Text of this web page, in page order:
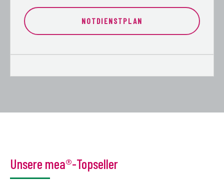
NOTDIENSTPLAN
Unsere mea®-Topseller